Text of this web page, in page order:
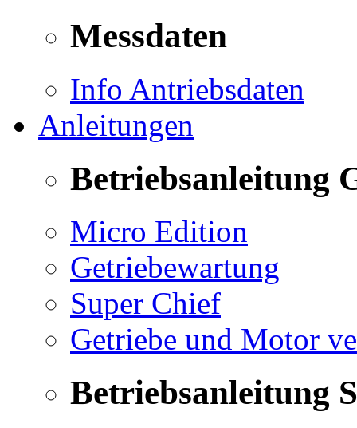
Messdaten
Info Antriebsdaten
Anleitungen
Betriebsanleitung
Micro Edition
Getriebewartung
Super Chief
Getriebe und Motor
Betriebsanleitung